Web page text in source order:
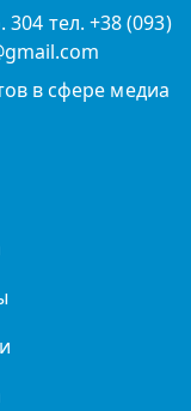
тел. +38 (093)
в сфере медиа